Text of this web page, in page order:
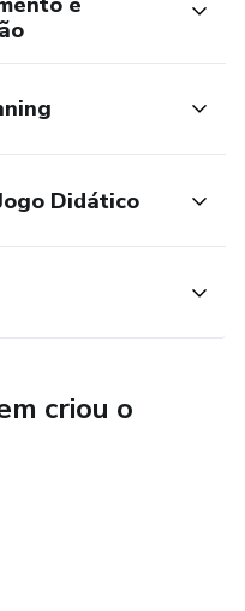
Oliveira)<<
e Takt Planning
Didático
criou o